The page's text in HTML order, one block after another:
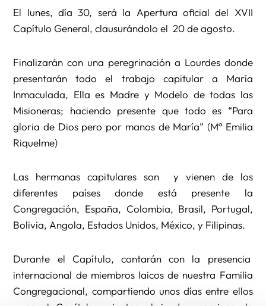
El lunes, día 30, será la Apertura oficial del XVII
Capítulo General, clausurándolo el 20 de agosto.
Finalizarán con una peregrinación a Lourdes donde
presentarán todo el trabajo capitular a María
Inmaculada, Ella es Madre y Modelo de todas las
Misioneras; haciendo presente que todo es “Para
gloria de Dios pero por manos de María” (Mª Emilia
Riquelme)
Las hermanas capitulares son y vienen de los
diferentes países donde está presente la
Congregación, España, Colombia, Brasil, Portugal,
Bolivia, Angola, Estados Unidos, México, y Filipinas.
Durante el Capítulo, contarán con la presencia
internacional de miembros laicos de nuestra Familia
Congregacional, compartiendo unos días entre ellos